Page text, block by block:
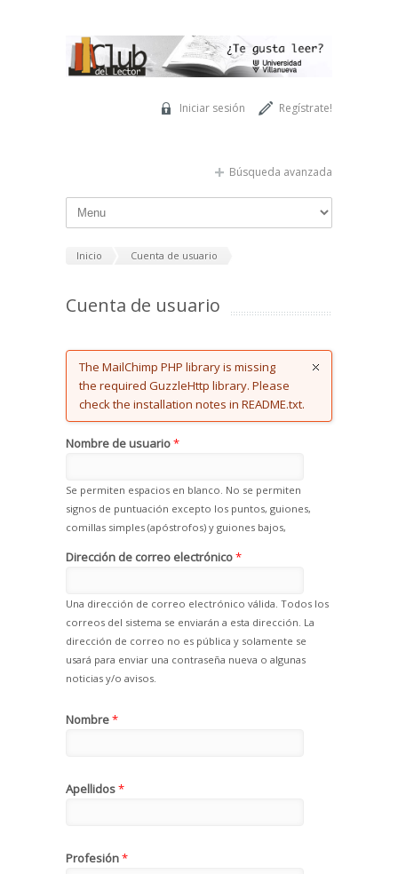
Regístrate!
Iniciar sesión
Búsqueda avanzada
Inicio Cuenta de usuario
Cuenta de usuario
Error message
The MailChimp PHP library is missing
the required GuzzleHttp library. Please
check the installation notes in README.txt.
Nombre de usuario*
Se permiten espacios en blanco. No se permiten
signos de puntuación excepto los puntos, guiones,
comillas simples (apóstrofos) y guiones bajos,
Dirección de correo electrónico*
Una dirección de correo electrónico válida. Todos los
correos del sistema se enviarán a esta dirección. La
dirección de correo no es pública y solamente se
usará para enviar una contraseña nueva o algunas
noticias y/o avisos.
Nombre*
Apellidos*
Profesión*